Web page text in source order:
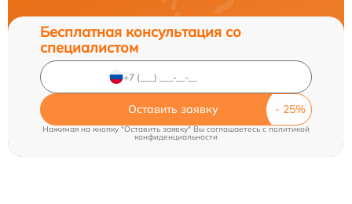
Бесплатная консультация со
специалистом
Оставить заявку
Нажимая на кнопку "Оставить заявку" Вы соглашаетесь cполитикой
конфиденциальности